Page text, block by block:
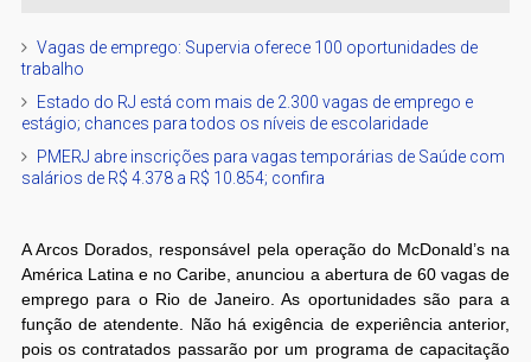
Vagas de emprego: Supervia oferece 100 oportunidades de
trabalho
Estado do RJ está com mais de 2.300 vagas de emprego e
estágio; chances para todos os níveis de escolaridade
PMERJ abre inscrições para vagas temporárias de Saúde com
salários de R$ 4.378 a R$ 10.854; confira
A Arcos Dorados, responsável pela operação do McDonald’s na
América Latina e no Caribe, anunciou a abertura de 60 vagas de
emprego para o Rio de Janeiro. As oportunidades são para a
função de atendente. Não há exigência de experiência anterior,
pois os contratados passarão por um programa de capacitação